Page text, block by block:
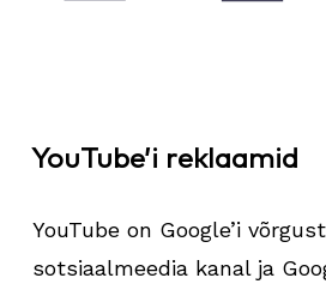
YouTube’i reklaamid
YouTube on Google’i
sotsiaalmeedia kanal ja